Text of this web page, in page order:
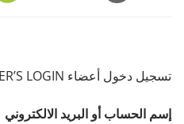
تسجيل دخول أعضاء MEMBER’S LOGIN
إسم الحساب أو البريد الالكتروني